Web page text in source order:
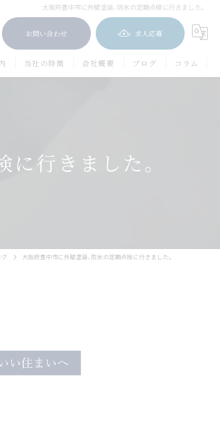
大阪府豊中市に外壁塗装､防水の定期点検に行きました。
お問い合わせ 求人応募
当社の特徴
豊中市の外壁塗装
会社概要 ブログ コラム
行きました。
大阪府豊中市に外壁塗装､防水の定期点検に行きました。